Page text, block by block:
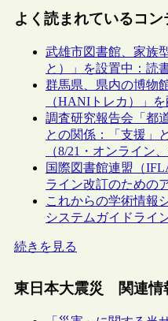
よく読まれているコン
武雄市図書館、家族
と）」を設置中：読
群馬県、県内の博物
（HANIトレカ）」
調査研究報告会「都
との関係：「支援」
（8/21・オンライン
国際図書館連盟（
ライン改訂のための
これからの学術情報
システムガイドライ
続きを見る
東日本大震災 関連情